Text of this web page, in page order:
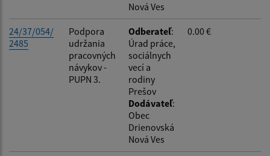
Nová Ves
24/37/054/
2485
Podpora
udržania
pracovných
návykov -
PUPN 3.
Odberateľ:
Úrad práce,
sociálnych
vecí a
rodiny
Prešov
Dodávateľ:
Obec
Drienovská
Nová Ves
0.00 €